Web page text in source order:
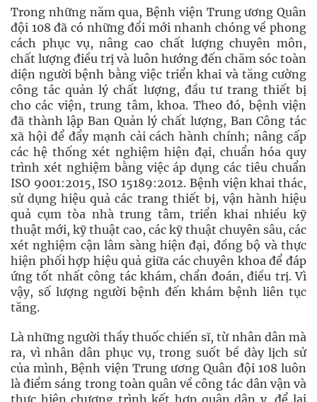
Trong những năm qua, Bệnh viện Trung ương Quân
đội 108 đã có những đổi mới nhanh chóng về phong
cách phục vụ, nâng cao chất lượng chuyên môn,
chất lượng điều trị và luôn hướng đến chăm sóc toàn
diện người bệnh bằng việc triển khai và tăng cường
công tác quản lý chất lượng, đầu tư trang thiết bị
cho các viện, trung tâm, khoa. Theo đó, bệnh viện
đã thành lập Ban Quản lý chất lượng, Ban Công tác
xã hội để đẩy mạnh cải cách hành chính; nâng cấp
các hệ thống xét nghiệm hiện đại, chuẩn hóa quy
trình xét nghiệm bằng việc áp dụng các tiêu chuẩn
ISO 9001:2015, ISO 15189:2012. Bệnh viện khai thác,
sử dụng hiệu quả các trang thiết bị, vận hành hiệu
quả cụm tòa nhà trung tâm, triển khai nhiều kỹ
thuật mới, kỹ thuật cao, các kỹ thuật chuyên sâu, các
xét nghiệm cận lâm sàng hiện đại, đồng bộ và thực
hiện phối hợp hiệu quả giữa các chuyên khoa để đáp
ứng tốt nhất công tác khám, chẩn đoán, điều trị. Vì
vậy, số lượng người bệnh đến khám bệnh liên tục
tăng.
Là những người thầy thuốc chiến sĩ, từ nhân dân mà
ra, vì nhân dân phục vụ, trong suốt bề dày lịch sử
của mình, Bệnh viện Trung ương Quân đội 108 luôn
là điểm sáng trong toàn quân về công tác dân vận và
thực hiện chương trình kết hợp quân dân y, để lại